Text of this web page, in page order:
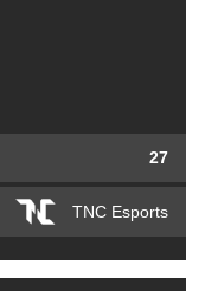
27
TNC Esports